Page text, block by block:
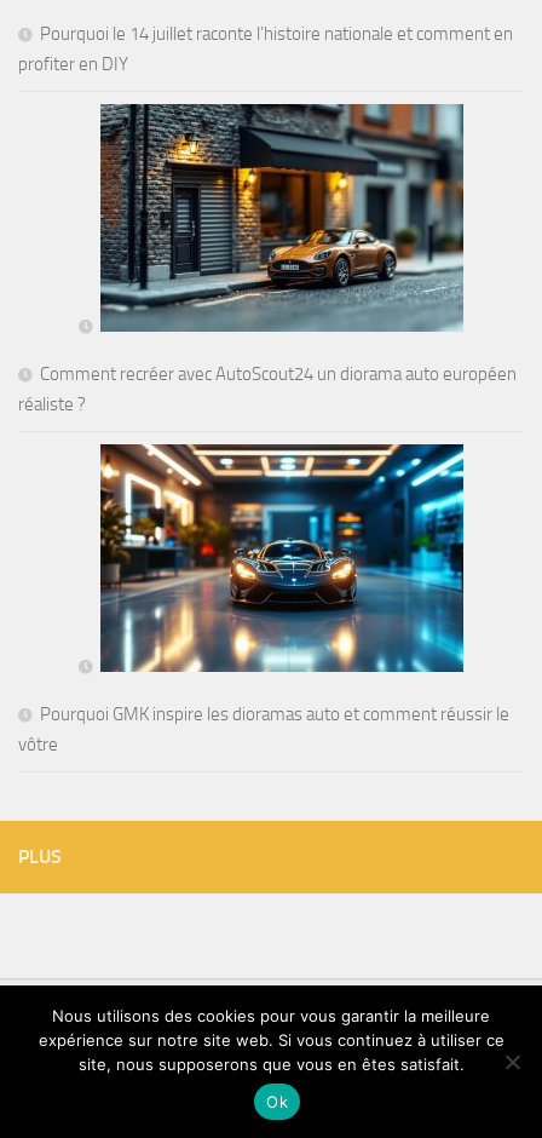
Pourquoi le 14 juillet raconte l’histoire nationale et comment en
profiter en DIY
Comment recréer avec AutoScout24 un diorama auto européen
réaliste ?
Pourquoi GMK inspire les dioramas auto et comment réussir le
vôtre
PLUS
TVT © 2026. Tous droits réservés.
Nous utilisons des cookies pour vous garantir la meilleure
expérience sur notre site web. Si vous continuez à utiliser ce
site, nous supposerons que vous en êtes satisfait.
Ok